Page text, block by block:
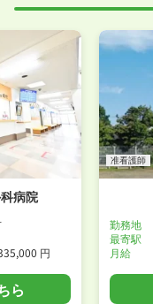
病院
円
ら
准看護師
勤務地
最寄駅
月給